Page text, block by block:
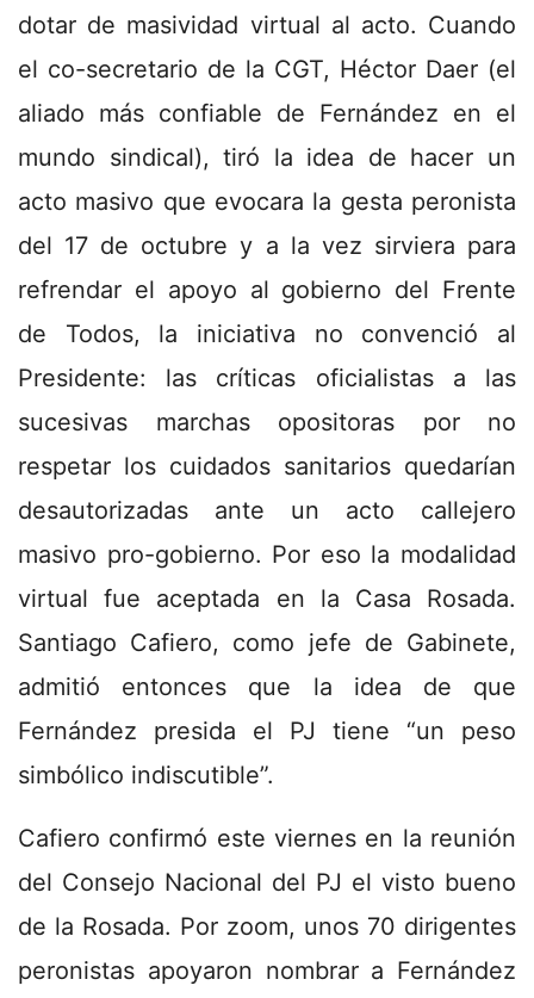
dotar de masividad virtual al acto. Cuando
el co-secretario de la CGT, Héctor Daer (el
aliado más confiable de Fernández en el
mundo sindical), tiró la idea de hacer un
acto masivo que evocara la gesta peronista
del 17 de octubre y a la vez sirviera para
refrendar el apoyo al gobierno del Frente
de Todos, la iniciativa no convenció al
Presidente: las críticas oficialistas a las
sucesivas marchas opositoras por no
respetar los cuidados sanitarios quedarían
desautorizadas ante un acto callejero
masivo pro-gobierno. Por eso la modalidad
virtual fue aceptada en la Casa Rosada.
Santiago Cafiero, como jefe de Gabinete,
admitió entonces que la idea de que
Fernández presida el PJ tiene “un peso
simbólico indiscutible”.
Cafiero confirmó este viernes en la reunión
del Consejo Nacional del PJ el visto bueno
de la Rosada. Por zoom, unos 70 dirigentes
peronistas apoyaron nombrar a Fernández